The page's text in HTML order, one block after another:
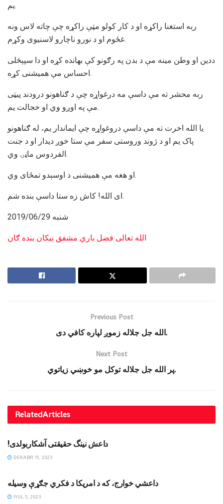
يم.
ربه استغنا راکړه او د کار کولو مټې راکړه چې چاته لاس ونه
غځوم او د نورو ناچارو لاسنيوی وکړم.
ددين او وطن مينه مې د بدن په رګونو کې بهانده کړه او دا سپېڅلی
احساس مې هميشنی کړه.
ربه محشر ته مې داسې مه درغواړه چې د ګناهونو درودند پيټی
مې په اوږو وي او خجالت يم.
يا الله اخرت ته مې داسې دروغواړه چې ايماندار يم، له ګناهونو
پاک يم او د ژوند وروستی سفر مې ستا خوږ ديدار او د جنت
الفردوس ماڼۍ وي.
او هغه مې هميشنی د اوسېدو تمځای وي.
ای الله! کاش زه ستا داسې بنده شم.
2019/06/29 شنبه
الله تعالی فضل باري مشفق نيکان بنده ګان
Previous Post
الله جل جلاله زموږ لپاره کافي دی.
Next Post
پر الله جل جلاله توکل مو خوښي زیاتوي.
RelatedArticles
MAQOLALAR
!داعش نینگ حقیقتی آشکاربولدی
DEKABR 11, 2023
داعشي خوارج، که د امریکا د فکري جګړې وسیله
IYUL 5, 2023